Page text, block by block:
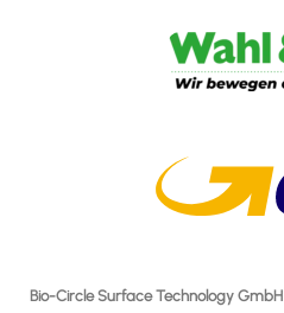
Bio-Circle Surface Technology GmbH